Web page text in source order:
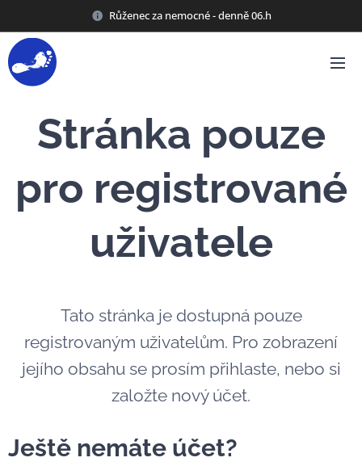
Růženec za nemocné - denně 06.h
Stránka pouze
pro registrované
uživatele
Tato stránka je dostupná pouze
registrovaným uživatelům. Pro zobrazení
jejího obsahu se prosím přihlaste, nebo si
založte nový účet.
Ještě nemáte účet?